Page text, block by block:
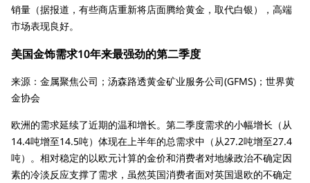
销量（据报道，有些商店重新将店面腾给黄金，取代白银），高端
市场表现良好。
美国金饰需求10年来最强劲的第二季度
来源：金属聚焦公司；汤森路透黄金矿业服务公司(GFMS)；世界黄
金协会
欧洲的需求延续了近期的温和增长。第二季度需求的小幅增长（从
14.4吨增至14.5吨）体现在上半年的总需求中（从27.2吨增至27.4
吨）。相对稳定的以欧元计算的金价和消费者对地缘政治不确定因
素的冷淡反应支撑了需求，虽然英国消费者面对英国退欧的不确定